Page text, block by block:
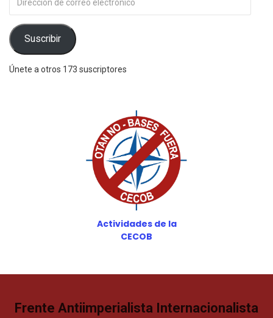
de
correo
electrónico
Suscribir
Únete a otros 173 suscriptores
Actividades de la
CECOB
Frente Antiimperialista Internacionalista